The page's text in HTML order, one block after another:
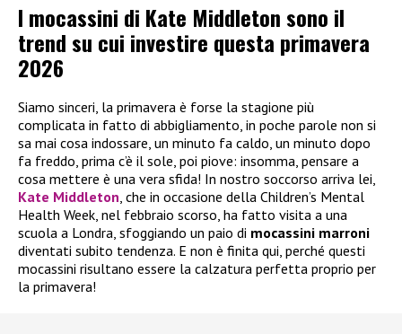
I mocassini di Kate Middleton sono il
trend su cui investire questa primavera
2026
Siamo sinceri, la primavera è forse la stagione più
complicata in fatto di abbigliamento, in poche parole non si
sa mai cosa indossare, un minuto fa caldo, un minuto dopo
fa freddo, prima c’è il sole, poi piove: insomma, pensare a
cosa mettere è una vera sfida! In nostro soccorso arriva lei,
Kate Middleton, che in occasione della Children’s Mental
Health Week, nel febbraio scorso, ha fatto visita a una
scuola a Londra, sfoggiando un paio di mocassini marroni
diventati subito tendenza. E non è finita qui, perché questi
mocassini risultano essere la calzatura perfetta proprio per
la primavera!